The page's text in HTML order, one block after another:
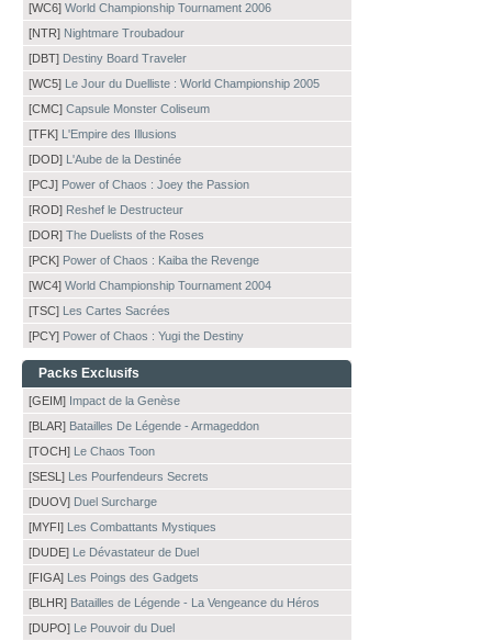
[WC6] World Championship Tournament 2006
[NTR] Nightmare Troubadour
[DBT] Destiny Board Traveler
[WC5] Le Jour du Duelliste : World Championship 2005
[CMC] Capsule Monster Coliseum
[TFK] L'Empire des Illusions
[DOD] L'Aube de la Destinée
[PCJ] Power of Chaos : Joey the Passion
[ROD] Reshef le Destructeur
[DOR] The Duelists of the Roses
[PCK] Power of Chaos : Kaiba the Revenge
[WC4] World Championship Tournament 2004
[TSC] Les Cartes Sacrées
[PCY] Power of Chaos : Yugi the Destiny
Packs Exclusifs
[GEIM] Impact de la Genèse
[BLAR] Batailles De Légende - Armageddon
[TOCH] Le Chaos Toon
[SESL] Les Pourfendeurs Secrets
[DUOV] Duel Surcharge
[MYFI] Les Combattants Mystiques
[DUDE] Le Dévastateur de Duel
[FIGA] Les Poings des Gadgets
[BLHR] Batailles de Légende - La Vengeance du Héros
[DUPO] Le Pouvoir du Duel